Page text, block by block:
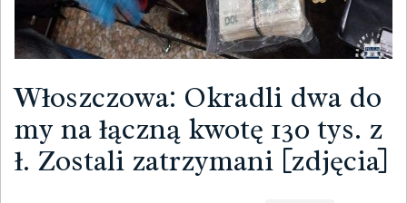
Włoszczowa: Okradli dwa do
my na łączną kwotę 130 tys. z
ł. Zostali zatrzymani [zdjęcia]